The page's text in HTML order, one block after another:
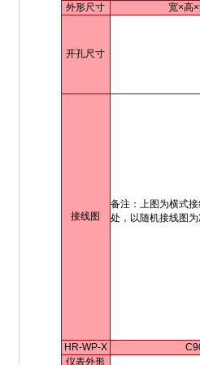
外形尺寸
宽×高
开孔尺寸
接线图
备注：上图为横式
处，以随机接线图
HR-WP-X
仪表外形